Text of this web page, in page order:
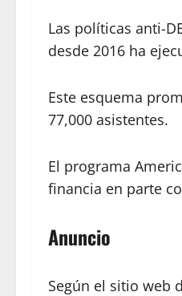
Las políticas anti-
desde 2016 ha
Este esquema
77,000 asistentes.
El programa
financia en parte
Anuncio
Según el sitio web